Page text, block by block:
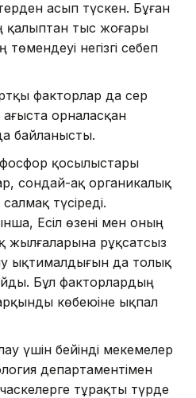
асып түскен. Бұған
қалыптан тыс жоғары
негізгі себеп
факторлар да әсер
орналасқан
байланысты.
қосылыстары
сондай-ақ органикалық
түсіреді.
Есіл өзені мен оның
жылғаларына рұқсатсыз
ықтималдығын да толық
Бұл факторлардың
көбеюіне ықпал
үшін бейінді мекемелер
департаментімен
тұрақты түрде